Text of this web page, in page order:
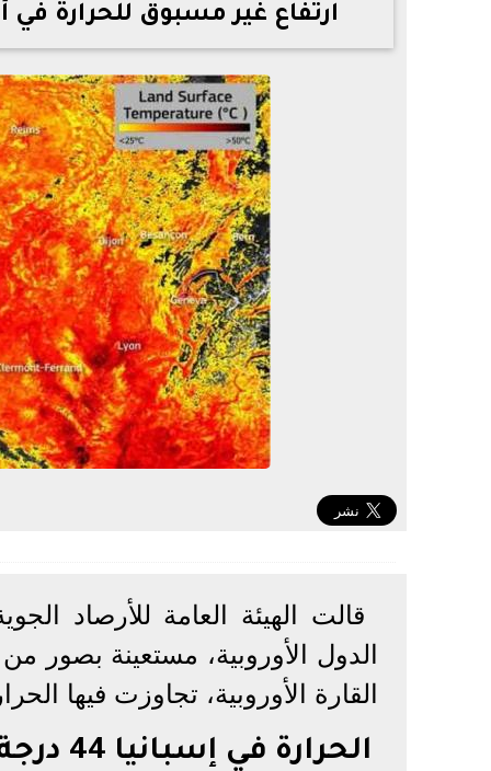
ارتفاع غير مسبوق للحرارة في
قالت الهيئة العامة للأرصاد
الدول الأوروبية، مستعينة بصور
القارة الأوروبية، تجاوزت فيها الحرارة هناك
الحرارة في إسبانيا 44 درجة